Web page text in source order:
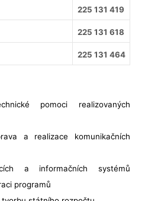
225 131 419
225 131 618
225 131 464
pomoci realizovaných
a realizace komunikačních
a informačních systémů
programů